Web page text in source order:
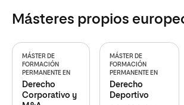
Másteres propios
MÁSTER DE
FORMACIÓN
PERMANENTE EN
Derecho
Corporativo y
MÁSTER DE
FORMACIÓN
PERMANENTE EN
Derecho
Deportivo